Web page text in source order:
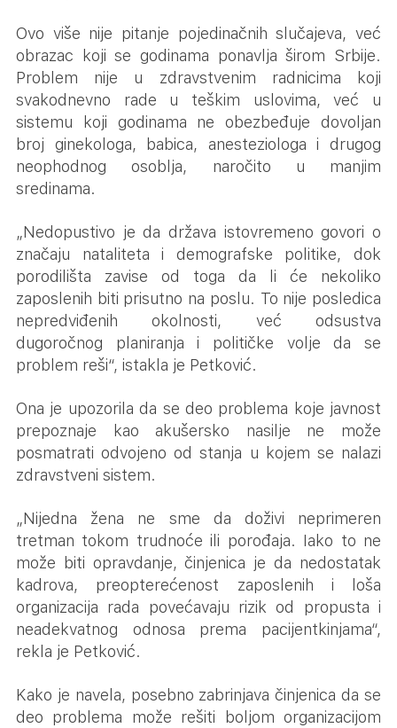
Ovo više nije pitanje pojedinačnih slučajeva, već
obrazac koji se godinama ponavlja širom Srbije.
Problem nije u zdravstvenim radnicima koji
svakodnevno rade u teškim uslovima, već u
sistemu koji godinama ne obezbeđuje dovoljan
broj ginekologa, babica, anesteziologa i drugog
neophodnog osoblja, naročito u manjim
sredinama.
„Nedopustivo je da država istovremeno govori o
značaju nataliteta i demografske politike, dok
porodilišta zavise od toga da li će nekoliko
zaposlenih biti prisutno na poslu. To nije posledica
nepredviđenih okolnosti, već odsustva
dugoročnog planiranja i političke volje da se
problem reši“, istakla je Petković.
Ona je upozorila da se deo problema koje javnost
prepoznaje kao akušersko nasilje ne može
posmatrati odvojeno od stanja u kojem se nalazi
zdravstveni sistem.
„Nijedna žena ne sme da doživi neprimeren
tretman tokom trudnoće ili porođaja. Iako to ne
može biti opravdanje, činjenica je da nedostatak
kadrova, preopterećenost zaposlenih i loša
organizacija rada povećavaju rizik od propusta i
neadekvatnog odnosa prema pacijentkinjama“,
rekla je Petković.
Kako je navela, posebno zabrinjava činjenica da se
deo problema može rešiti boljom organizacijom